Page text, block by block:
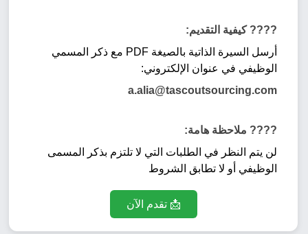
???? كيفية التقديم:
أرسل السيرة الذاتية بالصيغة PDF مع ذكر المسمي
الوظيفي في عنوان الإلكتروني:
a.alia@tascoutsourcing.com
???? ملاحظة هامة:
لن يتم النظر في الطلبات التي لا تلتزم بذكر المسمى
الوظيفي أو لا تطابق الشروط
📩 تقدم الآن